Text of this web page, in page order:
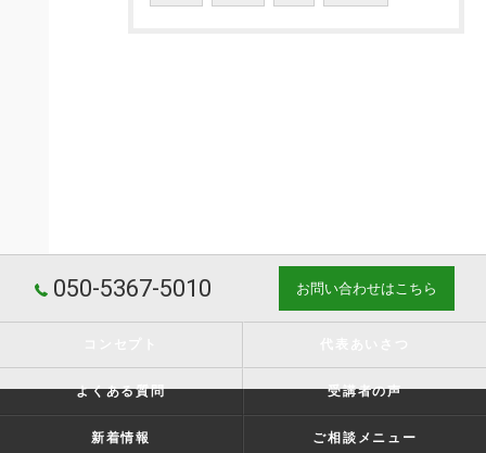
050-5367-5010 お問い合わせはこちら
よくある質問 受講者の声
新着情報 ご相談メニュー